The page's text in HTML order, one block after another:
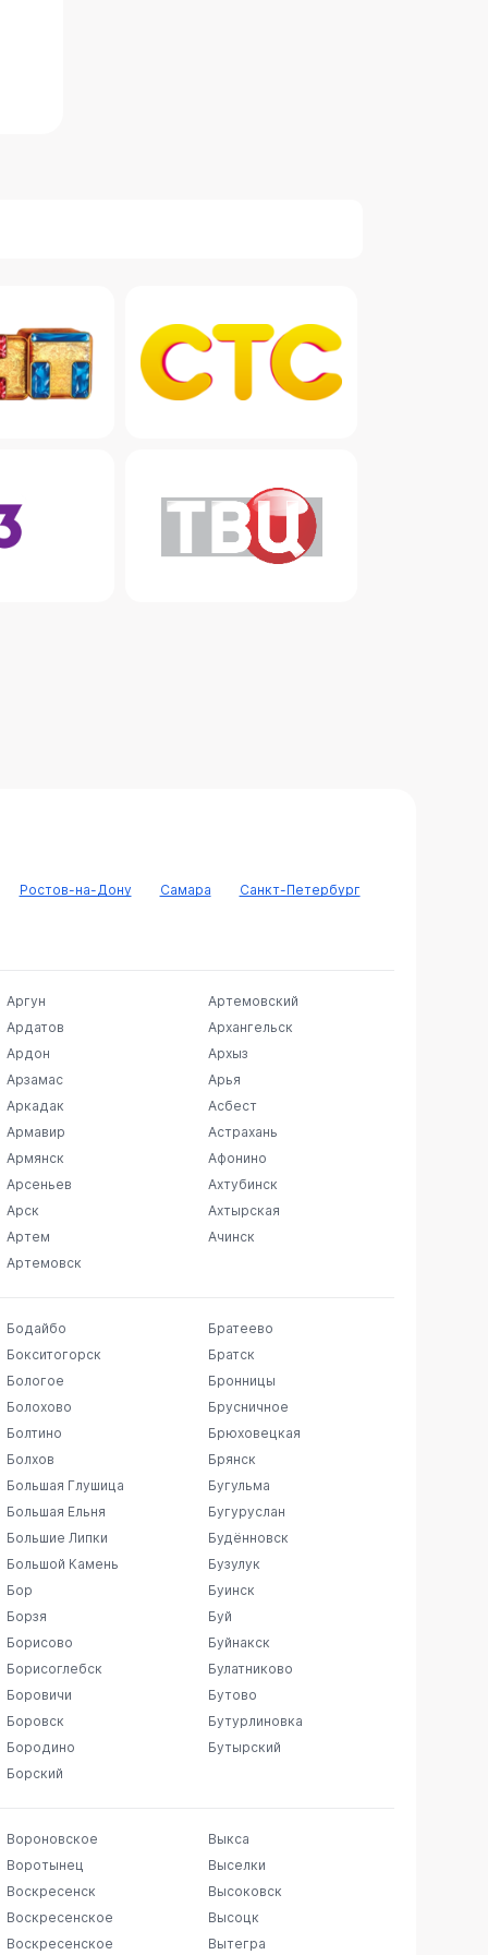
Ростов-на-Дону Самара Санкт-Петербург
Аргун
Ардатов
Ардон
Арзамас
Аркадак
Армавир
Армянск
Арсеньев
Арск
Артем
Артемовск
Артемовский
Архангельск
Архыз
Арья
Асбест
Астрахань
Афонино
Ахтубинск
Ахтырская
Ачинск
Бодайбо
Бокситогорск
Бологое
Болохово
Болтино
Болхов
Большая Глушица
Большая Ельня
Большие Липки
Большой Камень
Бор
Борзя
Борисово
Борисоглебск
Боровичи
Боровск
Бородино
Борский
Братеево
Братск
Бронницы
Брусничное
Брюховецкая
Брянск
Бугульма
Бугуруслан
Будённовск
Бузулук
Буинск
Буй
Буйнакск
Булатниково
Бутово
Бутурлиновка
Бутырский
Вороновское
Воротынец
Воскресенск
Воскресенское
Воскресенское
Выкса
Выселки
Высоковск
Высоцк
Вытегра